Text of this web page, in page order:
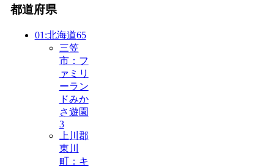
都道府県
01:北海道65
三笠
市：フ
ァミリ
ーラン
ドみか
さ遊園
3
上川郡
東川
町：キ